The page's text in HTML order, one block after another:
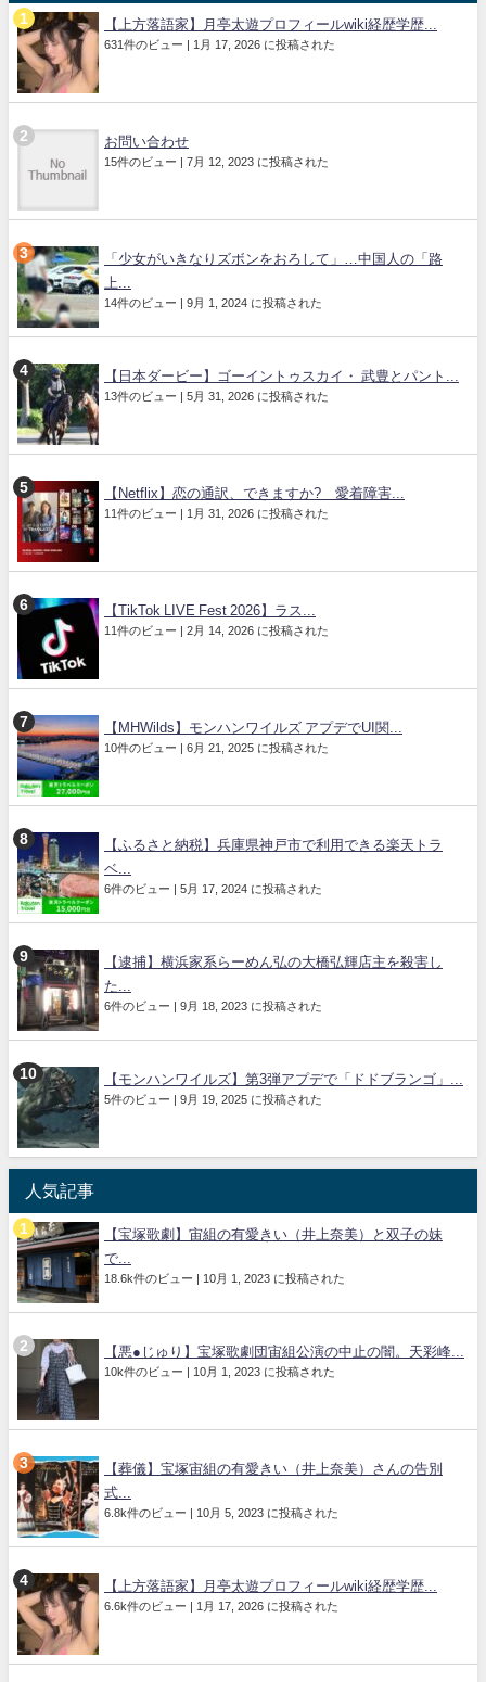
【上方落語家】月亭太遊プロフィールwiki経歴学歴...
631件のビュー | 1月 17, 2026 に投稿された
お問い合わせ
15件のビュー | 7月 12, 2023 に投稿された
「少女がいきなりズボンをおろして」…中国人の「路
上...
14件のビュー | 9月 1, 2024 に投稿された
【日本ダービー】ゴーイントゥスカイ・ 武豊とパント...
13件のビュー | 5月 31, 2026 に投稿された
【Netflix】恋の通訳、できますか? 愛着障害...
11件のビュー | 1月 31, 2026 に投稿された
【TikTok LIVE Fest 2026】ラス...
11件のビュー | 2月 14, 2026 に投稿された
【MHWilds】モンハンワイルズ アプデでUI関...
10件のビュー | 6月 21, 2025 に投稿された
【ふるさと納税】兵庫県神戸市で利用できる楽天トラ
ベ...
6件のビュー | 5月 17, 2024 に投稿された
【逮捕】横浜家系らーめん弘の大橋弘輝店主を殺害し
た...
6件のビュー | 9月 18, 2023 に投稿された
【モンハンワイルズ】第3弾アプデで「ドドブランゴ」...
5件のビュー | 9月 19, 2025 に投稿された
人気記事
【宝塚歌劇】宙組の有愛きい（井上奈美）と双子の妹
で...
18.6k件のビュー | 10月 1, 2023 に投稿された
【悪●じゅり】宝塚歌劇団宙組公演の中止の闇。天彩峰...
10k件のビュー | 10月 1, 2023 に投稿された
【葬儀】宝塚宙組の有愛きい（井上奈美）さんの告別
式...
6.8k件のビュー | 10月 5, 2023 に投稿された
【上方落語家】月亭太遊プロフィールwiki経歴学歴...
6.6k件のビュー | 1月 17, 2026 に投稿された